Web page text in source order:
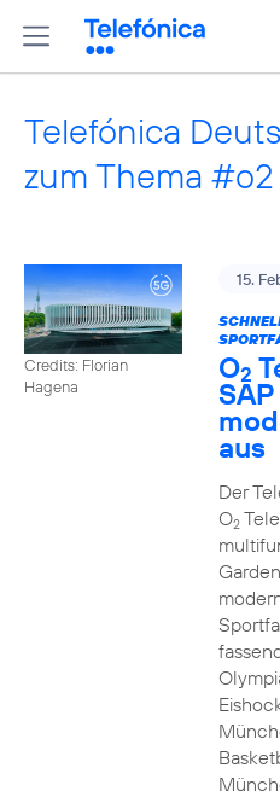
Telefónica
zum Thema
Credits: Florian
Hagena
15.
O2
aus
Der
O2